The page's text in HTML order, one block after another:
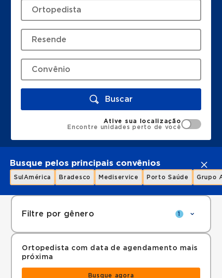
Buscar
Ative sua localização
Encontre unidades perto de você
Busque pelos principais convênios
SulAmérica Bradesco Mediservice Porto Saúde Grupo
Filtre por gênero 1
Ortopedista com data de agendamento mais
próxima
Busque agora